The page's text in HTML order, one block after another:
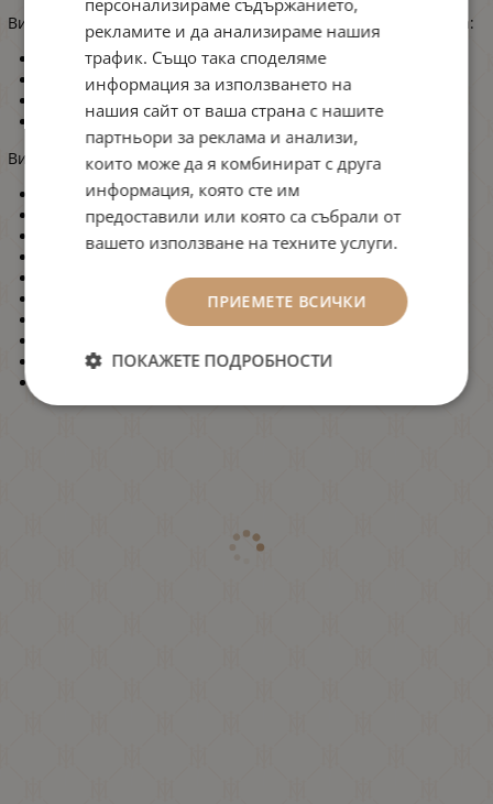
Вината, които са произведени с грозде само от Каралиец са:
Midalidare Barrel Fermented Tannat
Midalidare Cane Cut Syrah 2024
Midalidare Premium Selection Tannat & Merlot
42/25 Merlot
Вината, които са произведени с грозде от Каралиец са:
Midalidare Reserve
Grande Cuvee
Rock'NRolla
Midalidare Cabernet Sauvignon & Petit Verdot
Midalidare Merlot & Cabernet Franc
Carpe Diem Rose
персонализираме съдържанието,
рекламите и да анализираме нашия
трафик. Също така споделяме
информация за използването на
нашия сайт от ваша страна с нашите
партньори за реклама и анализи,
които може да я комбинират с друга
информация, която сте им
предоставили или която са събрали от
вашето използване на техните услуги.
ПРИЕМЕТЕ ВСИЧКИ
ПОКАЖЕТЕ ПОДРОБНОСТИ